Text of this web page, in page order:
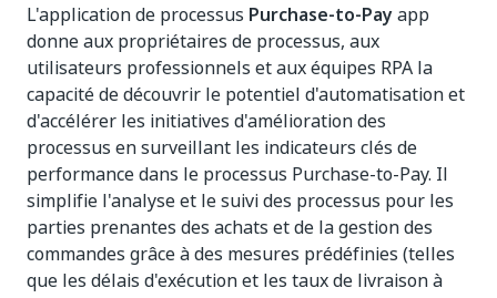
L'application de processus Purchase-to-Payapp
donne aux propriétaires de processus, aux
utilisateurs professionnels et aux équipes RPA la
capacité de découvrir le potentiel d'automatisation et
d'accélérer les initiatives d'amélioration des
processus en surveillant les indicateurs clés de
performance dans le processus Purchase-to-Pay. Il
simplifie l'analyse et le suivi des processus pour les
parties prenantes des achats et de la gestion des
commandes grâce à des mesures prédéfinies (telles
que les délais d'exécution et les taux de livraison à